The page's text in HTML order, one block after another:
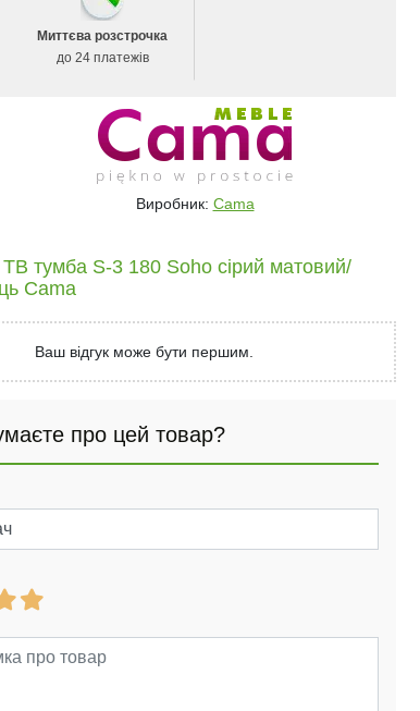
Миттєва розстрочка
до 24 платежів
Виробник: Cama
ТВ тумба S-3 180 Soho сірий матовий/
Cama
Ваш відгук може бути першим.
про цей товар?